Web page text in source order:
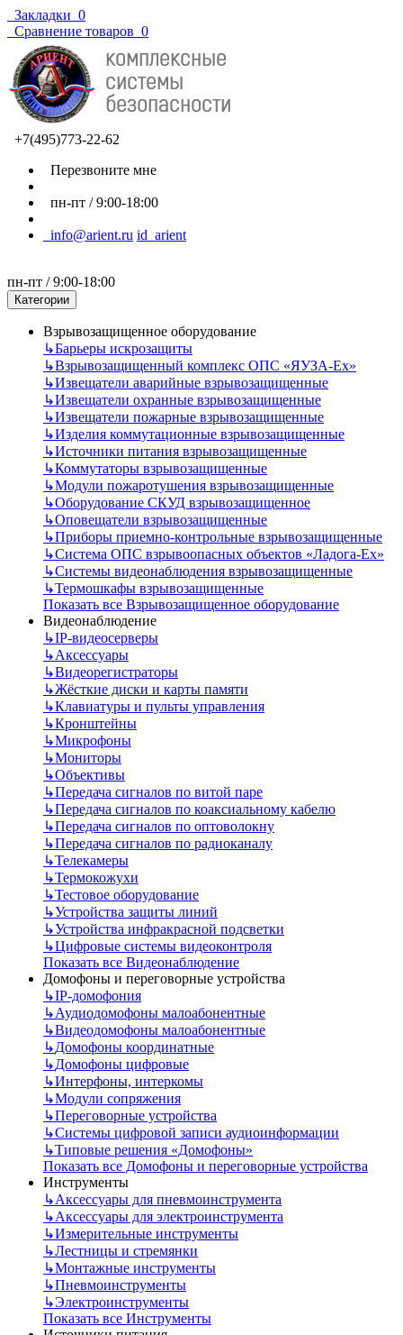
Закладки 0
Сравнение товаров 0
+7(495)773-22-62
Перезвоните мне
пн-пт / 9:00-18:00
info@arient.ru id_arient
пн-пт / 9:00-18:00
Категории
Взрывозащищенное оборудование
↳Барьеры искрозащиты
↳Взрывозащищенный комплекс ОПС «ЯУЗА-Ех»
↳Извещатели аварийные взрывозащищенные
↳Извещатели охранные взрывозащищенные
↳Извещатели пожарные взрывозащищенные
↳Изделия коммутационные взрывозащищенные
↳Источники питания взрывозащищенные
↳Коммутаторы взрывозащищенные
↳Модули пожаротушения взрывозащищенные
↳Оборудование СКУД взрывозащищенное
↳Оповещатели взрывозащищенные
↳Приборы приемно-контрольные взрывозащищенные
↳Система ОПС взрывоопасных объектов «Ладога-Ex»
↳Системы видеонаблюдения взрывозащищенные
↳Термошкафы взрывозащищенные
Показать все Взрывозащищенное оборудование
Видеонаблюдение
↳IP-видеосерверы
↳Аксессуары
↳Видеорегистраторы
↳Жёсткие диски и карты памяти
↳Клавиатуры и пульты управления
↳Кронштейны
↳Микрофоны
↳Мониторы
↳Объективы
↳Передача сигналов по витой паре
↳Передача сигналов по коаксиальному кабелю
↳Передача сигналов по оптоволокну
↳Передача сигналов по радиоканалу
↳Телекамеры
↳Термокожухи
↳Тестовое оборудование
↳Устройства защиты линий
↳Устройства инфракрасной подсветки
↳Цифровые системы видеоконтроля
Показать все Видеонаблюдение
Домофоны и переговорные устройства
↳IP-домофония
↳Аудиодомофоны малоабонентные
↳Видеодомофоны малоабонентные
↳Домофоны координатные
↳Домофоны цифровые
↳Интерфоны, интеркомы
↳Модули сопряжения
↳Переговорные устройства
↳Системы цифровой записи аудиоинформации
↳Типовые решения «Домофоны»
Показать все Домофоны и переговорные устройства
Инструменты
↳Аксессуары для пневмоинструмента
↳Аксессуары для электроинструмента
↳Измерительные инструменты
↳Лестницы и стремянки
↳Монтажные инструменты
↳Пневмоинструменты
↳Электроинструменты
Показать все Инструменты